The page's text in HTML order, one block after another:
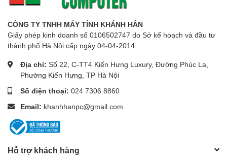
CÔNG TY TNHH MÁY TÍNH KHÁNH HÂN
Giấy phép kinh doanh số 0106502747 do Sở kế hoạch và đầu tư
thành phố Hà Nội cấp ngày 04-04-2014
Địa chỉ: Số 22, C-TT4 Kiến Hưng Luxury, Đường Phúc La,
Phường Kiến Hưng, TP Hà Nội
Số điện thoại: 024 7306 8860
Email: khanhhanpc@gmail.com
Hỗ trợ khách hàng